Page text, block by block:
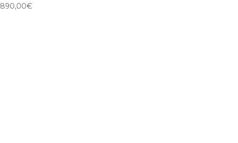
890,00€